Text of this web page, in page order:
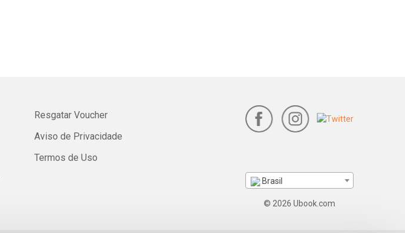
Resgatar Voucher
Aviso de Privacidade
Termos de Uso
Brasil
© 2026 Ubook.com